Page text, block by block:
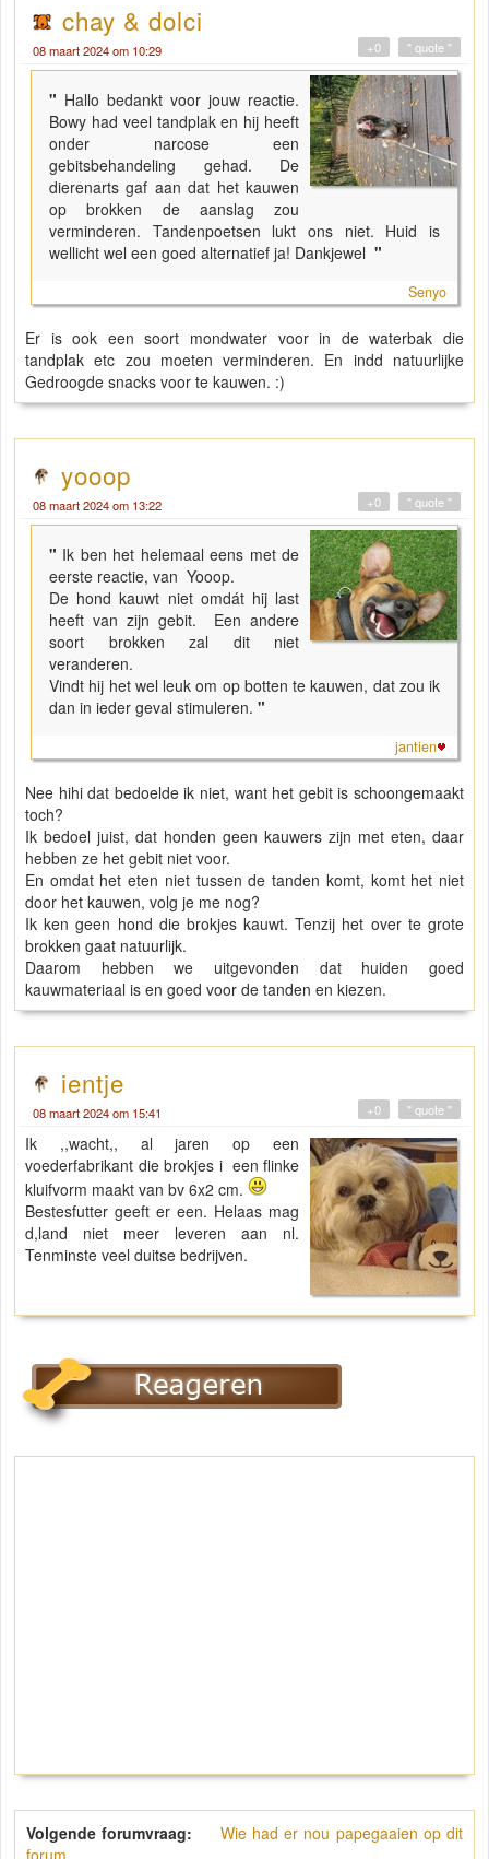
chay & dolci
08 maart 2024 om 10:29 " quote "
+0
" Hallo bedankt voor jouw reactie.
Bowy had veel tandplak en hij heeft
onder narcose een
gebitsbehandeling gehad. De
dierenarts gaf aan dat het kauwen
op brokken de aanslag zou
verminderen. Tandenpoetsen lukt ons niet. Huid is
wellicht wel een goed alternatief ja! Dankjewel "
Senyo
Er is ook een soort mondwater voor in de waterbak die
tandplak etc zou moeten verminderen. En indd natuurlijke
Gedroogde snacks voor te kauwen. :)
yooop
08 maart 2024 om 13:22 " quote "
+0
" Ik ben het helemaal eens met de
eerste reactie, van Yooop.
De hond kauwt niet omdát hij last
heeft van zijn gebit. Een andere
soort brokken zal dit niet
veranderen.
Vindt hij het wel leuk om op botten te kauwen, dat zou ik
dan in ieder geval stimuleren. "
jantien
Nee hihi dat bedoelde ik niet, want het gebit is schoongemaakt
toch?
Ik bedoel juist, dat honden geen kauwers zijn met eten, daar
hebben ze het gebit niet voor.
En omdat het eten niet tussen de tanden komt, komt het niet
door het kauwen, volg je me nog?
Ik ken geen hond die brokjes kauwt. Tenzij het over te grote
brokken gaat natuurlijk.
Daarom hebben we uitgevonden dat huiden goed
kauwmateriaal is en goed voor de tanden en kiezen.
ientje
08 maart 2024 om 15:41 " quote "
+0
Ik ,,wacht,, al jaren op een
voederfabrikant die brokjes i een flinke
kluifvorm maakt van bv 6x2 cm.
Bestesfutter geeft er een. Helaas mag
d,land niet meer leveren aan nl.
Tenminste veel duitse bedrijven.
Volgende forumvraag:
Wie had er nou papegaaien op dit
forum